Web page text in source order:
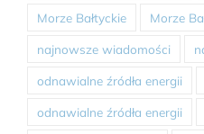
Morze Bałtyckie Morze
najnowsze wiadomości
odnawialne źródła energii
odnawialne źródła energii